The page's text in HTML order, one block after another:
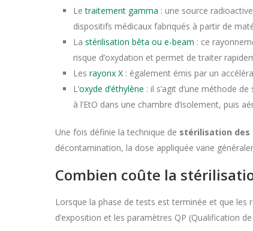
Letraitement gamma : une source
dispositifs médicaux fabriqués à partir de
La stérilisation bêta ou e-beam : ce
risque d’oxydation et permet de traiter
Les rayonx X : également émis par un
L’oxyde d’éthylène : il s’agit d’une méthode
à l’EtO dans une chambre d’isolement, puis
Une fois définie la technique de stérilisation
décontamination, la dose appliquée varie
Combien coûte la
Lorsque la phase de tests est terminée et que les
d’exposition et les paramètres QP (Qualification